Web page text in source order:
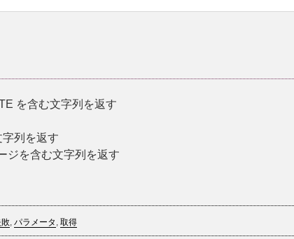
を含む文字列を返す
列を返す
ジを含む文字列を返す
敗, パラメータ , 取得